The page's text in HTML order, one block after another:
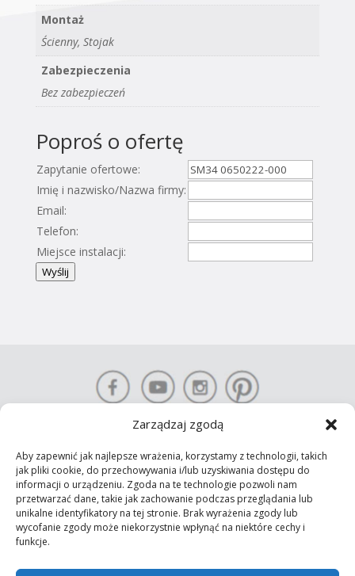
Zarządzaj zgodą
Aby zapewnić jak najlepsze wrażenia, korzystamy z technologii, takich
jak pliki cookie, do przechowywania i/lub uzyskiwania dostępu do
informacji o urządzeniu. Zgoda na te technologie pozwoli nam
przetwarzać dane, takie jak zachowanie podczas przeglądania lub
unikalne identyfikatory na tej stronie. Brak wyrażenia zgody lub
wycofanie zgody może niekorzystnie wpłynąć na niektóre cechy i
funkcje.
Montaż
Ścienny, Stojak
Zabezpieczenia
Bez zabezpieczeń
Poproś o ofertę
Zapytanie ofertowe:
Imię i nazwisko/Nazwa firmy:
Email:
Telefon:
Miejsce instalacji:
Wyślij
KONTAKT-SIMON S.A. Prawa autorskie © 2025 Wszelkie prawa
zastrzeżone
Polityka prywatności